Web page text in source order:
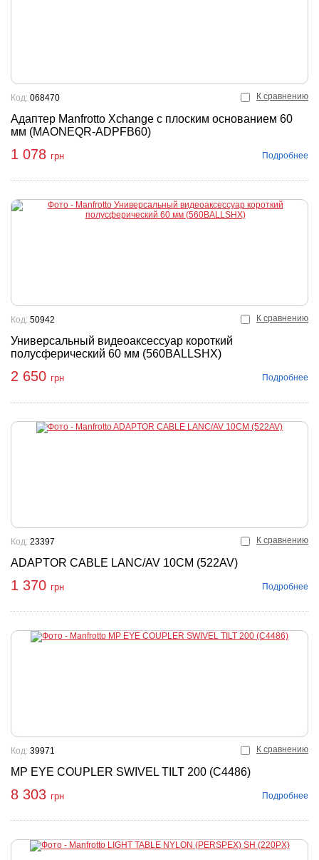
К сравнению
Адаптер Manfrotto Xchange с плоским основанием 60
мм (MAONEQR-ADPFB60)
Код: 068470
1 078 грн Подробнее
К сравнению
Универсальный видеоаксессуар короткий
полусферический 60 мм (560BALLSHX)
Код: 50942
2 650 грн Подробнее
К сравнению
ADAPTOR CABLE LANC/AV 10CM (522AV)
Код: 23397
1 370 грн Подробнее
К сравнению
MP EYE COUPLER SWIVEL TILT 200 (C4486)
Код: 39971
8 303 грн Подробнее